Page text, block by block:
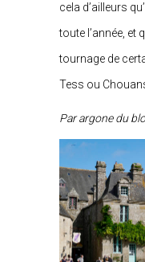
cela d’ailleurs
toute l’année, et
tournage de
Tess ou
Par argone du